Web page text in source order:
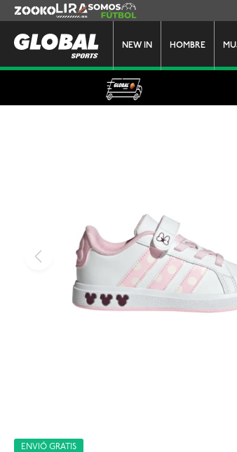
NEW IN HOMBRE
Zooko Lira Somos Futbol
ENVIÓ GRATIS